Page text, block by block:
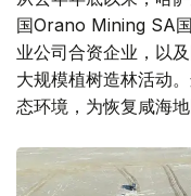
国Orano Mining SA
业公司合资企业，以
大规模植树造林活动
态环境，为恢复咸海